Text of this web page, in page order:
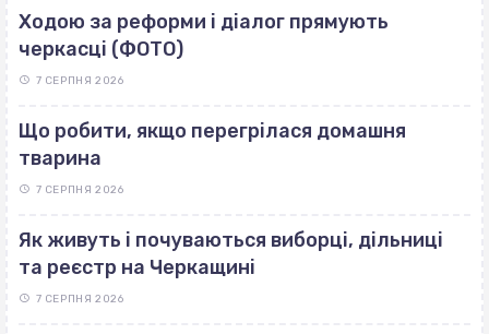
Ходою за реформи і діалог прямують
черкасці (ФОТО)
7 СЕРПНЯ 2026
Що робити, якщо перегрілася домашня
тварина
7 СЕРПНЯ 2026
Як живуть і почуваються виборці, дільниці
та реєстр на Черкащині
7 СЕРПНЯ 2026